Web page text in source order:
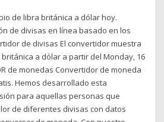
de libra británica a dólar hoy.
de divisas en línea basado en los
de divisas El convertidor muestra
a dólar a partir del Monday, 16
de monedas Convertidor de moneda
Hemos desarrollado esta
para aquellas personas que
de diferentes divisas con datos